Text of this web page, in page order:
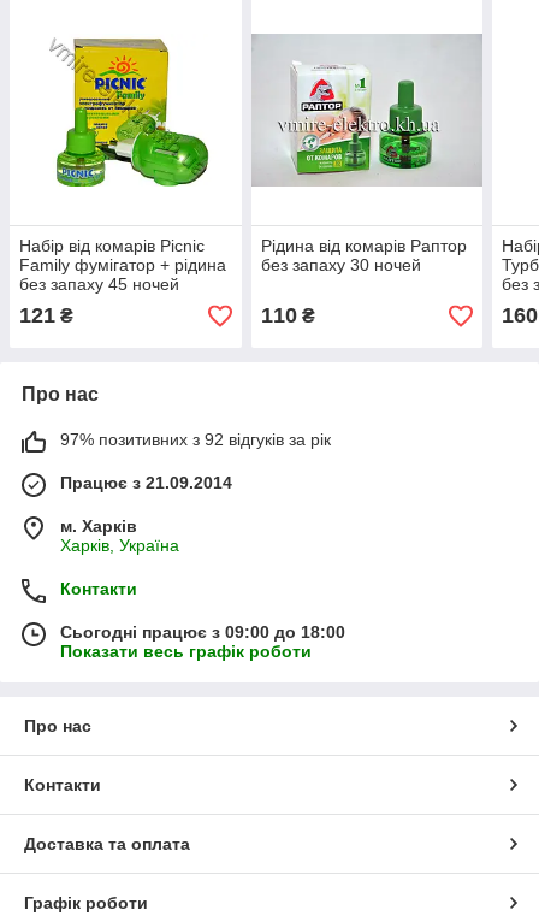
Набір від комарів Picnic
Family фумігатор + рідина
без запаху 45 ночей
121 ₴
Рідина від комарів Раптор
без запаху 30 ночей
110₴
без
160
Про нас
97% позитивних з 92 відгуків за рік
Працює з 21.09.2014
м. Харків
Харків, Україна
Контакти
Сьогодні працює з 09:00 до 18:00
Показати весь графік роботи
Про нас
Контакти
Доставка та оплата
Графік роботи